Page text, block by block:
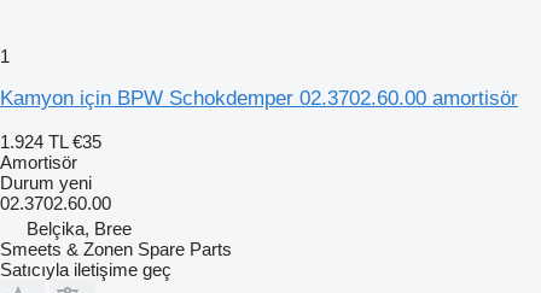
1
Kamyon için BPW Schokdemper 02.3702.60.00 amortisör
1.924 TL €35
Amortisör
Durum yeni
02.3702.60.00
Belçika, Bree
Smeets & Zonen Spare Parts
Satıcıyla iletişime geç